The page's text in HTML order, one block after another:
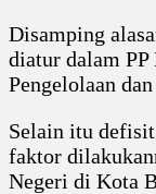
Disamping
diatur dalam PP
Pengelolaan
Selain itu
faktor
Negeri di Kota